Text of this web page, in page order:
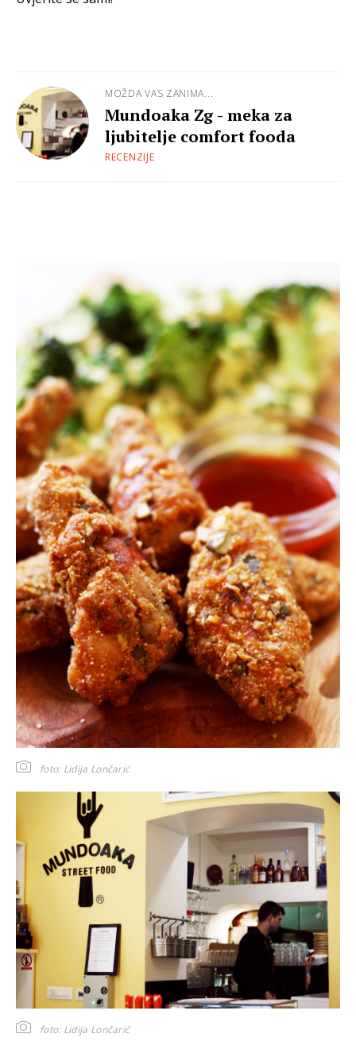
MOŽDA VAS ZANIMA...
Mundoaka Zg - meka za
ljubitelje comfort fooda
RECENZIJE
foto: Lidija Lončarić
foto: Lidija Lončarić